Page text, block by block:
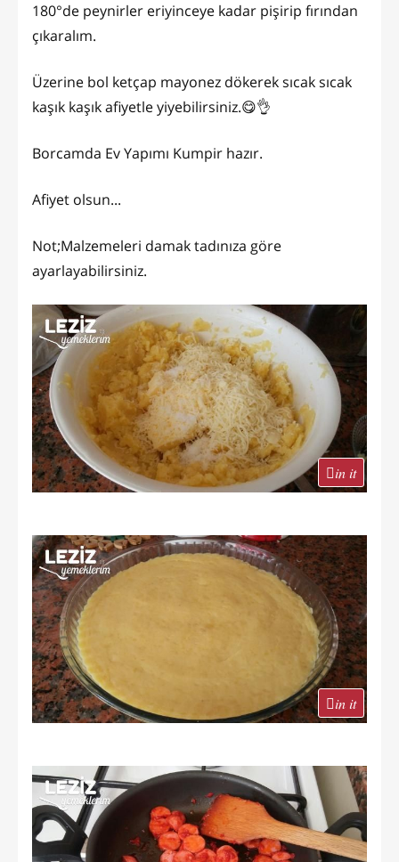
180°de peynirler eriyinceye kadar pişirip fırından
çıkaralım.
Üzerine bol ketçap mayonez dökerek sıcak sıcak
kaşık kaşık afiyetle yiyebilirsiniz.😋👌
Borcamda Ev Yapımı Kumpir hazır.
Afiyet olsun...
Not;Malzemeleri damak tadınıza göre
ayarlayabilirsiniz.
in it
in it